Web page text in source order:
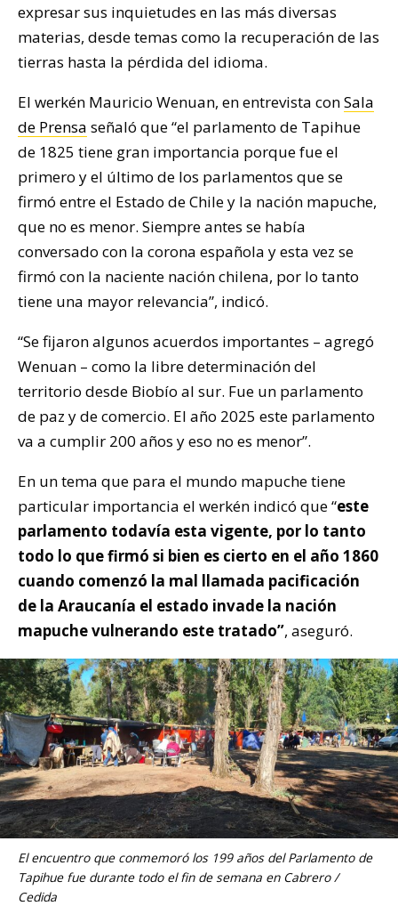
expresar sus inquietudes en las más diversas
materias, desde temas como la recuperación de las
tierras hasta la pérdida del idioma.
El werkén Mauricio Wenuan, en entrevista conSala
de Prensa señaló que “el parlamento de Tapihue
de 1825 tiene gran importancia porque fue el
primero y el último de los parlamentos que se
firmó entre el Estado de Chile y la nación mapuche,
que no es menor. Siempre antes se había
conversado con la corona española y esta vez se
firmó con la naciente nación chilena, por lo tanto
tiene una mayor relevancia”, indicó.
“Se fijaron algunos acuerdos importantes – agregó
Wenuan – como la libre determinación del
territorio desde Biobío al sur. Fue un parlamento
de paz y de comercio. El año 2025 este parlamento
va a cumplir 200 años y eso no es menor”.
En un tema que para el mundo mapuche tiene
particular importancia el werkén indicó que “este
parlamento todavía esta vigente, por lo tanto
todo lo que firmó si bien es cierto en el año 1860
cuando comenzó la mal llamada pacificación
de la Araucanía el estado invade la nación
mapuche vulnerando este tratado”, aseguró.
El encuentro que conmemoró los 199 años del Parlamento de
Tapihue fue durante todo el fin de semana en Cabrero /
Cedida